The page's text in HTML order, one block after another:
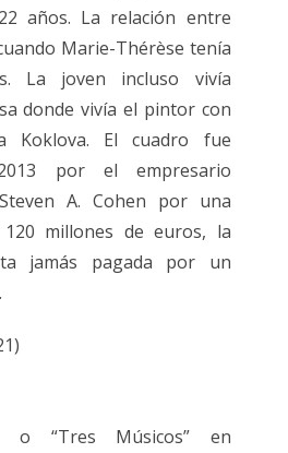
años. La relación entre
Marie-Thérèse tenía
La joven incluso vivía
donde vivía el pintor con
Koklova. El cuadro fue
por el empresario
A. Cohen por una
millones de euros, la
jamás pagada por un
o “Tres Músicos” en